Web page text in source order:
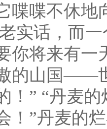
喋喋不休地
实话，而
你将来有一
傲的山国
！” “丹麦
”丹麦的烂